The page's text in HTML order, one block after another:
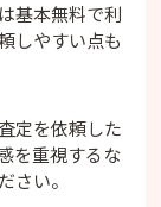
基本無料で利
しやすい点も
定を依頼した
を重視するな
さい。